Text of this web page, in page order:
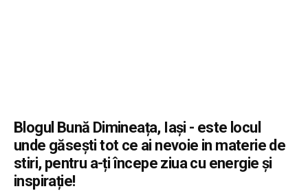
Blogul Bună Dimineața, Iași - este locul
unde găsești tot ce ai nevoie in materie de
stiri, pentru a-ți începe ziua cu energie și
inspirație!